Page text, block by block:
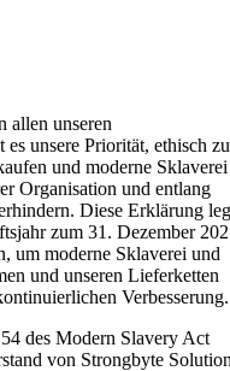
allen unseren
unsere Priorität, ethisch zu
und moderne Sklaverei
Organisation und entlang
Diese Erklärung
zum 31. Dezember
um moderne Sklaverei und
und unseren Lieferketten
Verbesserung.
des Modern Slavery Act
von Strongbyte